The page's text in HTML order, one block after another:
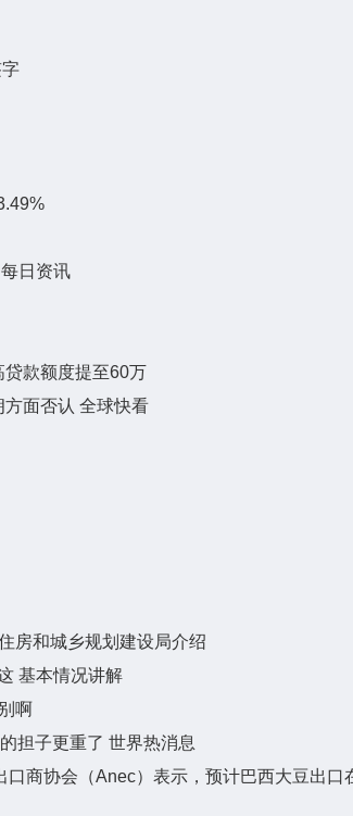
日资讯
款额度提至60万
面否认 全球快看
房和城乡规划建设局介绍
基本情况讲解
啊
担子更重了 世界热消息